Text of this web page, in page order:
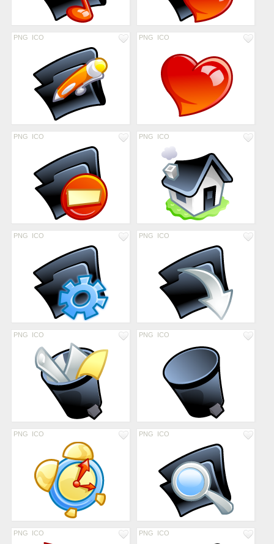
PNG ICO PNG ICO
PNG ICO PNG ICO
PNG ICO PNG ICO
PNG ICO PNG ICO
PNG ICO PNG ICO
PNG ICO PNG ICO